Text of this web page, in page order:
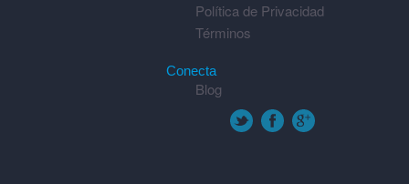
Política de Privacidad
Términos
Conecta
Blog